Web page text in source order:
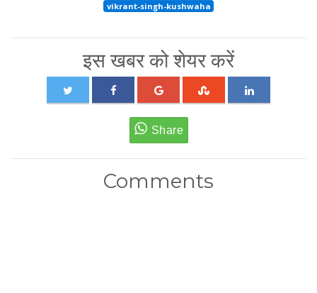
vikrant-singh-kushwaha
इस खबर को शेयर करें
Comments